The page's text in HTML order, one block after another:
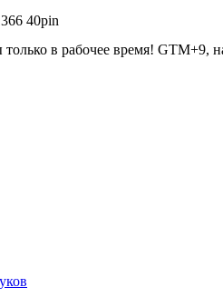
40pin
в рабочее время! GTM+9,